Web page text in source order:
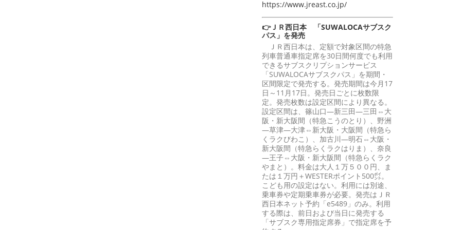
https://www.jreast.co.jp/
👉ＪＲ西日本 「SUWALOCAサブスク
パス」を発売
ＪＲ西日本は、定額で対象区間の特急
列車普通車指定席を30日間何度でも利用
できるサブスクリプションサービス
「SUWALOCAサブスクパス」を期間・
区間限定で発売する。発売期間は今月17
日～11月17日。発売日ごとに枚数限
定。発売枚数は設定区間により異なる。
設定区間は、篠山口―新三田―三田⇔大
阪・新大阪間（特急こうのとり）、野洲
―草津―大津⇔新大阪・大阪間（特急ら
くラクびわこ）、加古川―明石⇔大阪・
新大阪間（特急らくラクはりま）、奈良
―王子⇔大阪・新大阪間（特急らくラク
やまと）。料金は大人１万５００円、ま
たは１万円＋WESTERポイント500㌽。
こども用の設定はない。利用には別途、
乗車券や定期乗車券が必要。発売はＪＲ
西日本ネット予約「e5489」のみ。利用
する際は、前日および当日に発売する
「サブスク専用指定席券」で指定席を予